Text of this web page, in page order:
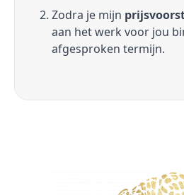
Zodra je mijn
aan het werk voor jou
afgesproken termijn.